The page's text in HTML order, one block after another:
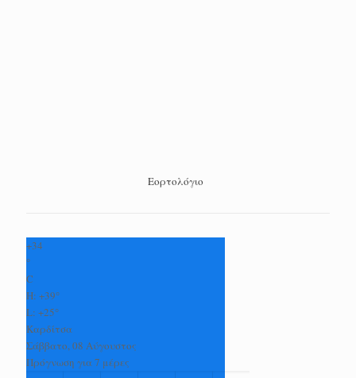
Εορτολόγιο
+34
°
C
H: +39°
L: +25°
Καρδίτσα
Σάββατο, 08 Αύγουστος
Πρόγνωση για 7 μέρες